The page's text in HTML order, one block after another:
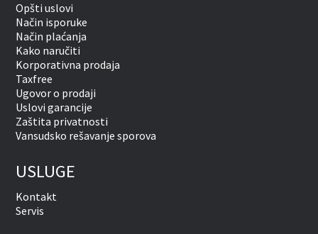
Opšti uslovi
Način isporuke
Način plaćanja
Kako naručiti
Korporativna prodaja
Taxfree
Ugovor o prodaji
Uslovi garancije
Zaštita privatnosti
Vansudsko rešavanje sporova
USLUGE
Kontakt
Servis